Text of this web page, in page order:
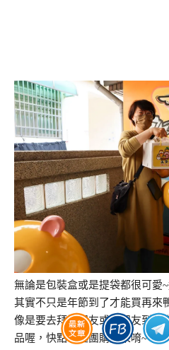
無論是包裝盒或是提袋都很可愛
其實不只是年節到了才能買再來
像是要去拜訪朋友或是朋友到家
品喔，快點一起團購起來唷~